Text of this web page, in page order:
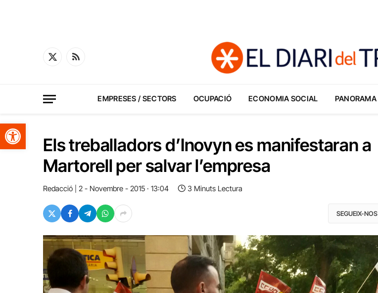
Obre la barra d'eines
X
RSS
EMPRESES / SECTORS OCUPACIÓ ECONOMIA SOCIAL PANORAMA
Els treballadors d’Inovyn es manifestaran a
Martorell per salvar l’empresa
Redacció 2 - Novembre - 2015 · 13:04 3 Minuts Lectura
SEGUEIX-NOS